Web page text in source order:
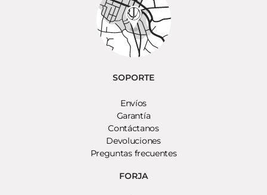
SOPORTE
Envíos
Garantía
Contáctanos
Devoluciones
Preguntas frecuentes
FORJA